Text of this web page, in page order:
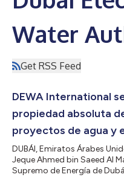
Water
Get RSS Feed
DEWA International
propiedad absoluta
proyectos de agua y
DUBÁI, Emiratos Árabes
Jeque Ahmed bin Saeed Al
Supremo de Energía de